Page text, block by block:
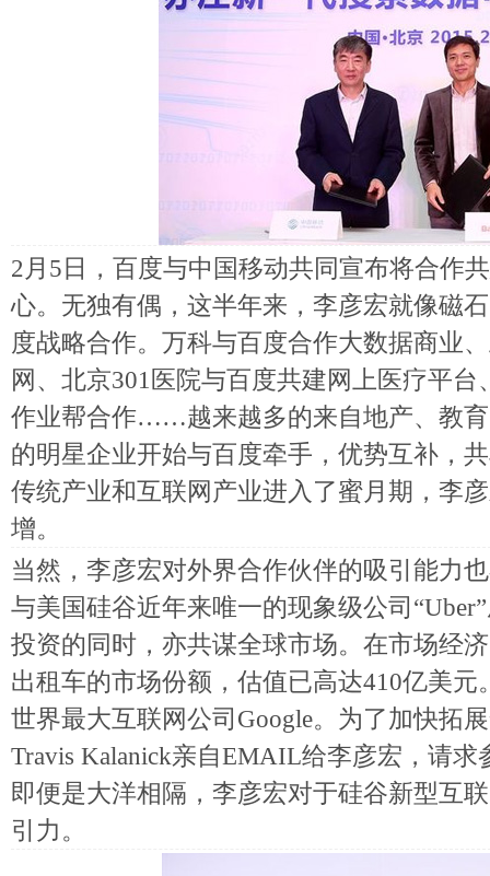
2月5日，百度与中国移动共同宣布将合作
心。无独有偶，这半年来，李彦宏就像磁
度战略合作。万科与百度合作大数据商业
网、北京301医院与百度共建网上医疗平
作业帮合作……越来越多的来自地产、教
的明星企业开始与百度牵手，优势互补，
传统产业和互联网产业进入了蜜月期，李
增。
当然，李彦宏对外界合作伙伴的吸引能力
与美国硅谷近年来唯一的现象级公司
投资的同时，亦共谋全球市场。在市场经
出租车的市场份额，估值已高达410亿美
世界最大互联网公司Google。为了加快拓
Travis Kalanick亲自EMAIL给李彦宏，请
即便是大洋相隔，李彦宏对于硅谷新型互
引力。